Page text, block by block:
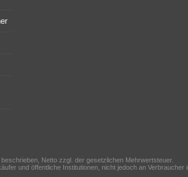
Netto zzgl. der gesetzlichen Mehrwertsteuer.
und öffentliche Institutionen, nicht jedoch an Verbraucher